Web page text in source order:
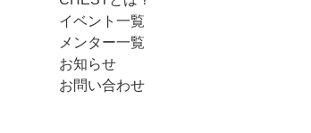
イベント一覧
メンター一覧
お知らせ
お問い合わせ